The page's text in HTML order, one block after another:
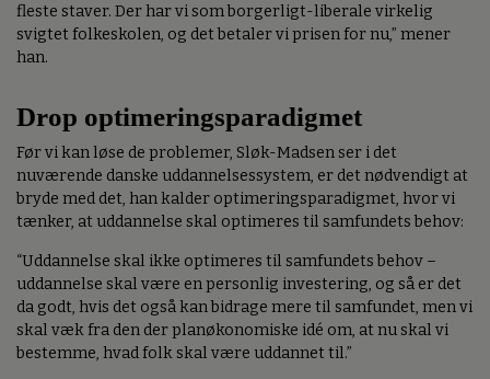
fleste staver. Der har vi som borgerligt-liberale virkelig
svigtet folkeskolen, og det betaler vi prisen for nu,” mener
han.
Drop optimeringsparadigmet
Før vi kan løse de problemer, Sløk-Madsen ser i det
nuværende danske uddannelsessystem, er det nødvendigt at
bryde med det, han kalder optimeringsparadigmet, hvor vi
tænker, at uddannelse skal optimeres til samfundets behov:
“Uddannelse skal ikke optimeres til samfundets behov –
uddannelse skal være en personlig investering, og så er det
da godt, hvis det også kan bidrage mere til samfundet, men vi
skal væk fra den der planøkonomiske idé om, at nu skal vi
bestemme, hvad folk skal være uddannet til.”